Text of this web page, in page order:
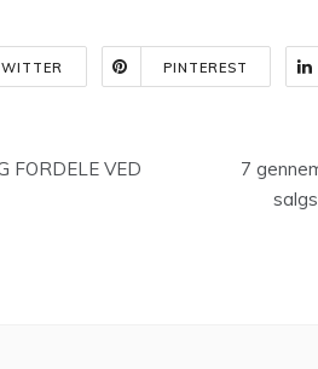
PINTEREST
FORDELE VED
7